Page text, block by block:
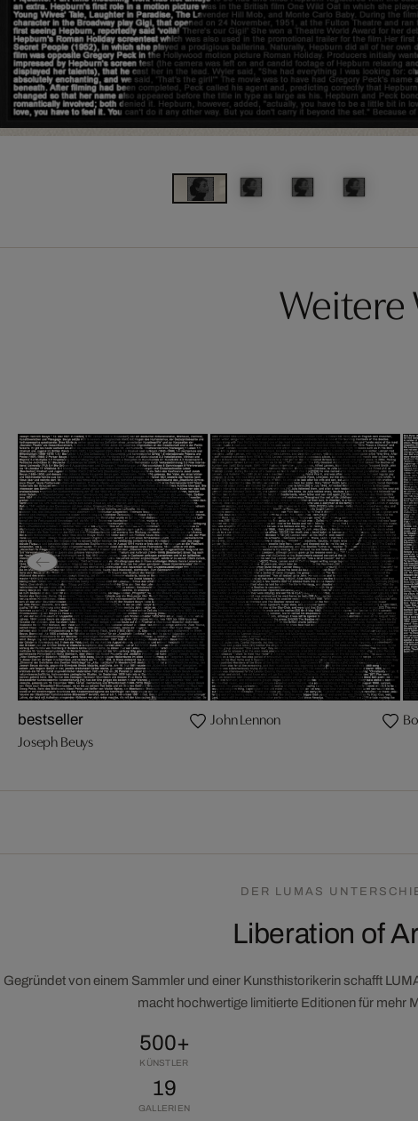
Weitere
bestseller
Joseph Beuys
John Lennon
DER LUMAS
Liberation of
Gegründet von einem Sammler und einer Kunsthistorikerin schafft
macht hochwertige limitierte Editionen für mehr
500+
KÜNSTLER
19
GALLERIEN